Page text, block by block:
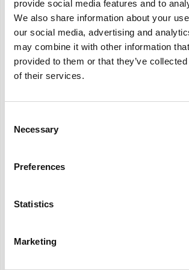
provide social media features and to
We also share information about your
our social media, advertising and
may combine it with other information
provided to them or that they’ve
of their services.
Selection
Necessary
Preferences
Statistics
Marketing
Δύο μοντέλα ισχύος:2,3 kW - 2,7 kW
Διατίθεται στις εκδόσεις:SF (Μόνο
(Αντλία Θερμότητας)
Διπλή κλάσηA
Ψυκτικό αέριο:
εγκαθίσταται εξ ολοκλήρου
Χειριστήριο τοίχου wireless
για ομοιόμορφη